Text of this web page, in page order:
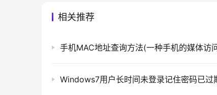
（二）确定统计量
本是否能够推论总体，这里选择双侧检验（
相关推荐